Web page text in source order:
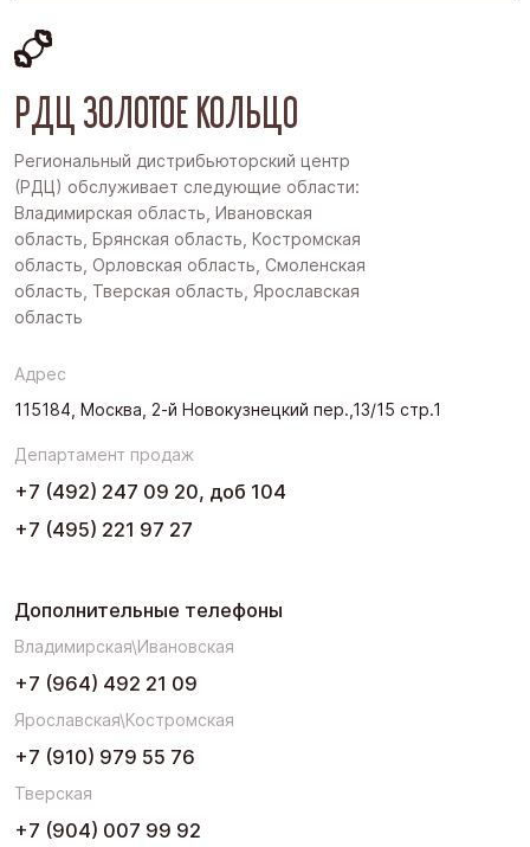
РДЦ ЗОЛОТОЕ КОЛЬЦО
Региональный дистрибьюторский центр
(РДЦ) обслуживает следующие области:
Владимирская область, Ивановская
область, Брянская область, Костромская
область, Орловская область, Смоленская
область, Тверская область, Ярославская
область
Адрес
115184, Москва, 2-й Новокузнецкий пер.,13/15 стр.1
Департамент продаж
+7 (492) 247 09 20, доб 104
+7 (495) 221 97 27
Дополнительные телефоны
Владимирская\Ивановская
+7 (964) 492 21 09
Ярославская\Костромская
+7 (910) 979 55 76
Тверская
+7 (904) 007 99 92